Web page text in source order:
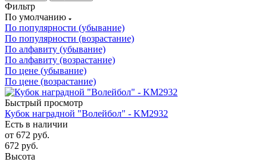
Фильтр
По умолчанию
По популярности (убывание)
По популярности (возрастание)
По алфавиту (убывание)
По алфавиту (возрастание)
По цене (убывание)
По цене (возрастание)
Быстрый просмотр
Кубок наградной "Волейбол" - KM2932
Есть в наличии
от 672 руб.
672 руб.
Высота